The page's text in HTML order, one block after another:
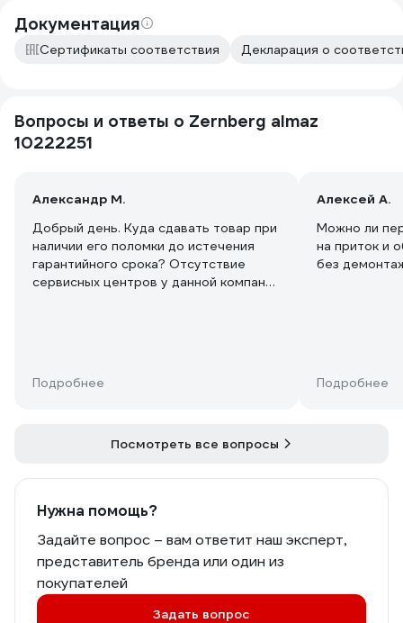
Документация
Сертификаты соответствия Декларация о
Вопросы и ответы о Zernberg almaz
10222251
Александр М.
Добрый день. Куда сдавать товар при
наличии его поломки до истечения
гарантийного срока? Отсутствие
сервисных центров у данной компании
Подробнее
Алексей А.
Можно ли
на приток и
без
Подробнее
Посмотреть все вопросы
Нужна помощь?
Задайте вопрос – вам ответит наш эксперт,
представитель бренда или один из
покупателей
Задать вопрос